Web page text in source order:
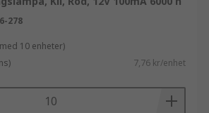
278
10 enheter)
7,76 kr/enhet